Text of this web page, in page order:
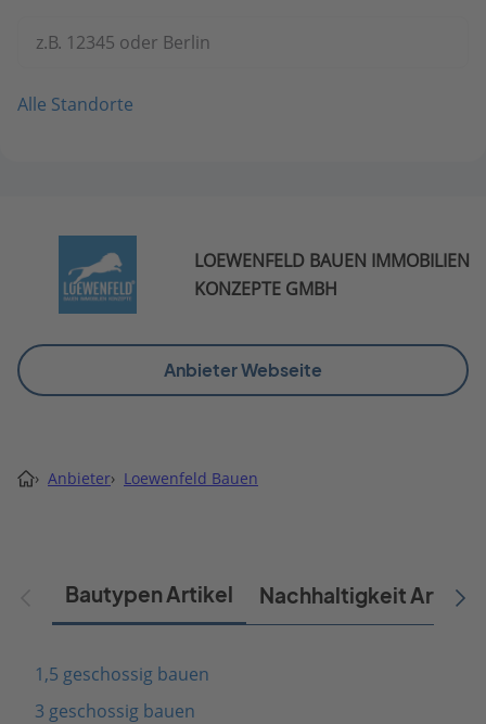
z.B. 12345 oder Berlin
Alle Standorte
LOEWENFELD BAUEN IMMOBILIEN
KONZEPTE GMBH
Anbieter Webseite
› Anbieter› Loewenfeld Bauen
Bautypen Artikel Nachhaltigkeit Artikel
1,5 geschossig bauen
3 geschossig bauen